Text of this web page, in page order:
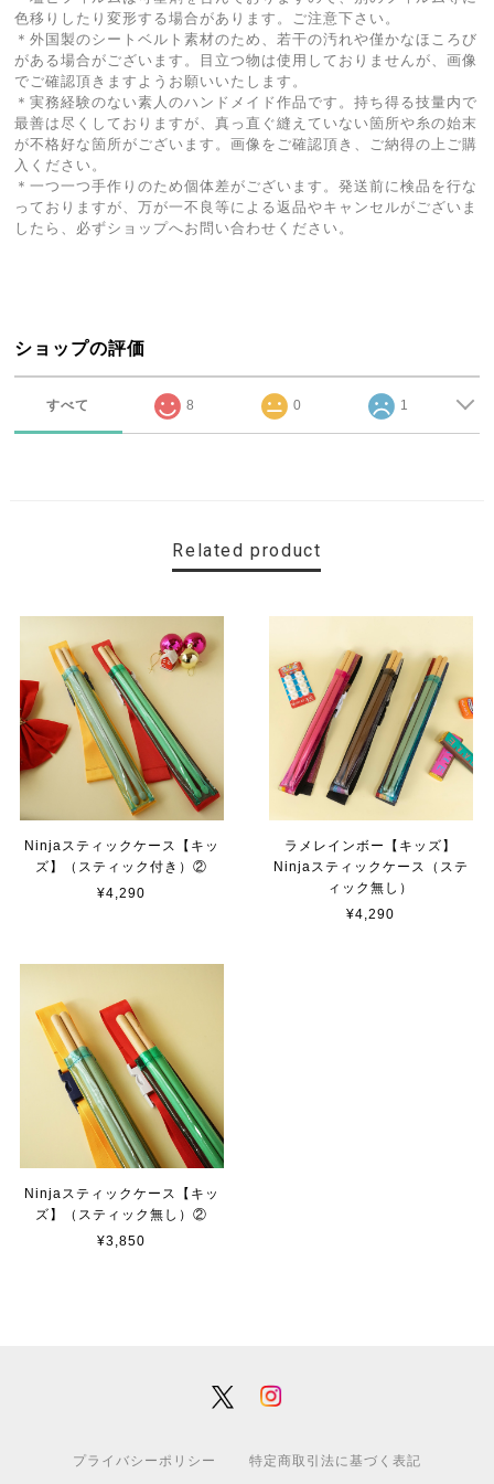
色移りしたり変形する場合があります。ご注意下さい。
＊外国製のシートベルト素材のため、若干の汚れや僅かなほころび
がある場合がございます。目立つ物は使用しておりませんが、画像
でご確認頂きますようお願いいたします。
＊実務経験のない素人のハンドメイド作品です。持ち得る技量内で
最善は尽くしておりますが、真っ直ぐ縫えていない箇所や糸の始末
が不格好な箇所がございます。画像をご確認頂き、ご納得の上ご購
入ください。
＊一つ一つ手作りのため個体差がございます。発送前に検品を行な
っておりますが、万が一不良等による返品やキャンセルがございま
したら、必ずショップへお問い合わせください。
ショップの評価
すべて 8 0 1
Related product
Ninjaスティックケース【キッ
ズ】（スティック付き）②
¥4,290
ラメレインボー【キッズ】
Ninjaスティックケース（ステ
ィック無し）
¥4,290
Ninjaスティックケース【キッ
ズ】（スティック無し）②
¥3,850
プライバシーポリシー 特定商取引法に基づく表記